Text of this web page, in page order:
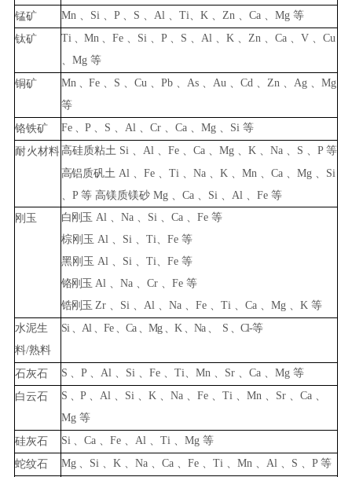
锰矿 Mn Si P S Al Ti K Zn Ca Mg 等
钛矿 Ti Mn Fe Si P S Al K Zn Ca V
Cu
Mg 等
铜矿 Mn Fe S Cu Pb As Au Cd Zn Ag
Mg
等
铬铁矿
Fe P S Al Cr Ca Mg Si 等
耐火材料高硅质粘土 Si Al Fe Ca Mg K Na S P 等
高铝质矾土 Al Fe Ti Na K Mn Ca Mg
Si
P 等 高镁质镁砂 Mg Ca Si Al Fe 等
刚玉
白刚 玉 Al Na Si Ca Fe 等
棕刚玉 Al Si Ti Fe 等
黑刚 玉 Al Si Ti Fe 等
铬刚玉 Al Na Cr Fe 等
锆刚 玉 Zr Si Al Na Fe Ti Ca Mg K 等
水泥生
料/熟料
Si Al Fe Ca Mg K Na S Cl-等
石灰石 S P Al Si Fe Ti Mn Sr Ca Mg 等
白云石 S P Al Si K Na Fe Ti Mn Sr Ca
Mg 等
硅灰石
Si Ca Fe Al Ti Mg 等
蛇纹石 Mg Si K Na Ca Fe Ti Mn Al S P 等